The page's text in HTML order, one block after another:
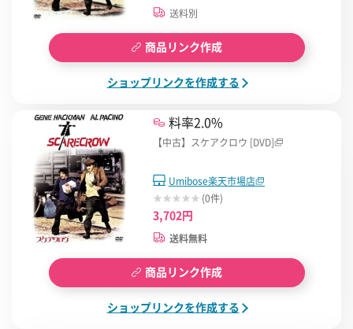
送料別
商品リンク作成
ショップリンクを作成する
料率2.0%
【中古】スケアクロウ [DVD]
Umibose楽天市場店
(0件)
3,702円
送料無料
商品リンク作成
ショップリンクを作成する